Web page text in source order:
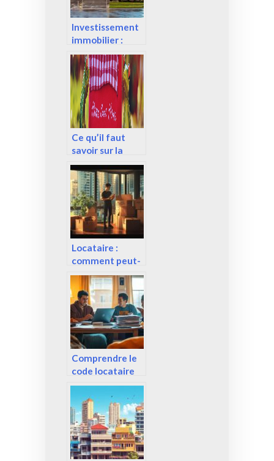
Investissement
immobilier :
Quels sont les
avantages de
l’achat d’un riad
au Maroc ?
Ce qu’il faut
savoir sur la
sous-location
Locataire :
comment peut-
on annuler son
préavis de
départ ?
Conseils pour
une
communication
transparente
avec son bailleur
Comprendre le
code locataire
Crous : Guide
pour les
nouveaux
etudiants et les
situations de
depart anticipe